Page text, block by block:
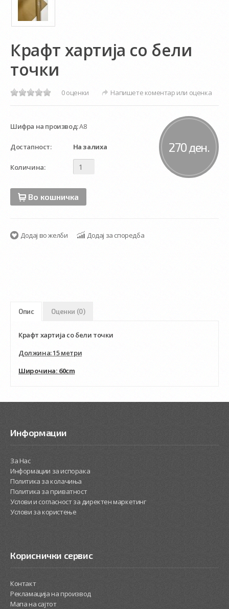
Крафт хартија со бели
точки
0 оценки Напишете коментар или оценка
270 ден.
Шифра на производ:А8
Достапност: На залиха
Количина:
Во кошничка
Додај во желби Додај за споредба
Опис Оценки (0)
Крафт хартија со бели точки
Должина: 15 метри
Широчина: 60cm
Информации
За Нас
Информации за испорака
Политика за колачиња
Политика за приватност
Услови и согласност за директен маркетинг
Услови за користење
Кориснички сервис
Контакт
Рекламација на производ
Мапа на сајтот